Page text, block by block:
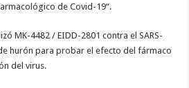
de Covid-19“.
MK-4482 / EIDD-2801 contra el SARS-
hurón para probar el efecto del fármaco
del virus.